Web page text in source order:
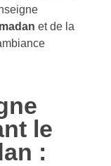
et de la
le
: